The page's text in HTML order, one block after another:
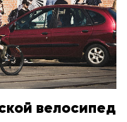
велосипед